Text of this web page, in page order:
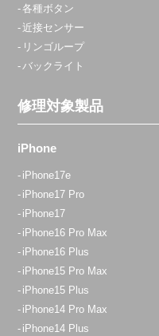
赤羽店
定休日：年中無休
03-6903-8773
田無店
12:30~19:00 日祝18：00迄
042-438-5100
各種ボタン
近接センサー
リンゴループ
バックライト
修理対象製品
iPhone
iPhone17e
iPhone17 Pro
iPhone17
iPhone16 Pro Max
iPhone16 Plus
iPhone15 Pro Max
iPhone15 Plus
iPhone14 Pro Max
iPhone14 Plus